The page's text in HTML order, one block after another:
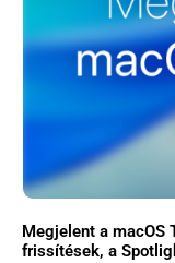
Megjelent a macOS
frissítések, a